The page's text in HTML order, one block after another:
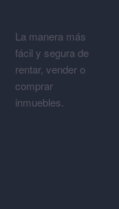
La manera más
fácil y segura de
rentar, vender o
comprar
inmuebles.